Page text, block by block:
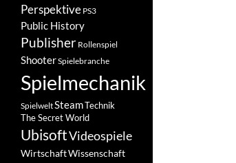
Perspektive PS3
Public History
Publisher Rollenspiel
ShooterSpielebranche
Spielmechanik
SpielweltSteamTechnik
The Secret World
UbisoftVideospiele
WirtschaftWissenschaft